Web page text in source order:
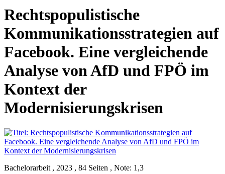
Rechtspopulistische
Kommunikationsstrategien auf
Facebook. Eine vergleichende
Analyse von AfD und FPÖ im
Kontext der
Modernisierungskrisen
Bachelorarbeit , 2023 , 84 Seiten , Note: 1,3